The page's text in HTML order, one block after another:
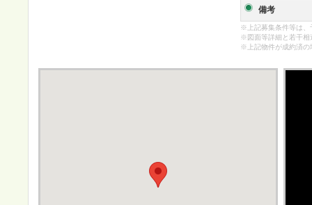
備考
※上記募集条件等は、
※図面等詳細と若干相
※上記物件が成約済の